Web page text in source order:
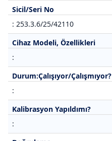
Sicil/Seri No
: 253.3.6/25/42110
Cihaz Modeli, Özellikleri
:
Durum:Çalışıyor/Çalışmıyor?
:
Kalibrasyon Yapıldımı?
: